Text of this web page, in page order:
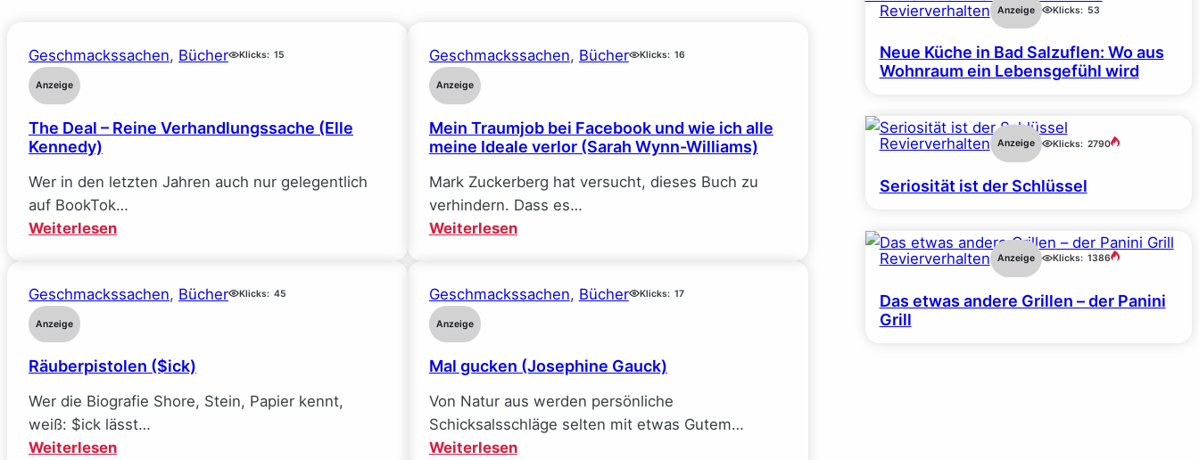
Geschmackssachen, Bücher Klicks: 15
Anzeige
The Deal – Reine Verhandlungssache (Elle
Kennedy)
Wer in den letzten Jahren auch nur gelegentlich
auf BookTok…
Weiterlesen:
–
(Elle
Geschmackssachen, Bücher Klicks: 16
Anzeige
Mein Traumjob bei Facebook und wie ich alle
meine Ideale verlor (Sarah Wynn-Williams)
Mark Zuckerberg hat versucht, dieses Buch zu
verhindern. Dass es…
Weiterlesen:
bei
wie
alle
meine
Geschmackssachen, Bücher Klicks: 45
Anzeige
Räuberpistolen ($ick)
Wer die Biografie Shore, Stein, Papier kennt,
weiß: $ick lässt…
Weiterlesen:
Geschmackssachen, Bücher Klicks: 17
Anzeige
Mal gucken (Josephine Gauck)
Von Natur aus werden persönliche
Schicksalsschläge selten mit etwas Gutem…
Weiterlesen:
Revierverhalten Anzeige Klicks: 53
Neue Küche in Bad Salzuflen: Wo aus
Wohnraum ein Lebensgefühl wird
Revierverhalten Anzeige Klicks: 2790
Seriosität ist der Schlüssel
Revierverhalten Anzeige Klicks: 1386
Das etwas andere Grillen – der Panini
Grill